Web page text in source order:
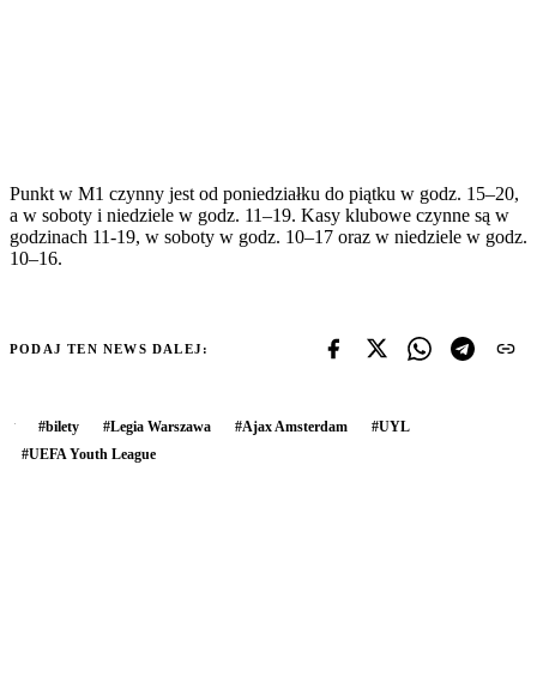
Punkt w M1 czynny jest od poniedziałku do piątku w godz. 15–20,
a w soboty i niedziele w godz. 11–19. Kasy klubowe czynne są w
godzinach 11-19, w soboty w godz. 10–17 oraz w niedziele w godz.
10–16.
PODAJ TEN NEWS DALEJ:
#bilety #Legia Warszawa #Ajax Amsterdam #UYL
#UEFA Youth League